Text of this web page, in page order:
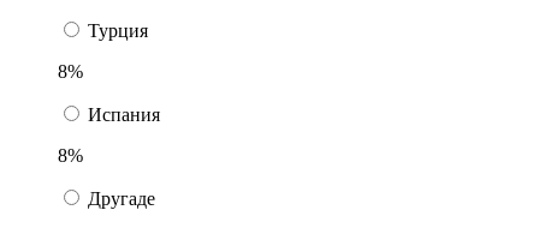
Турция
8%
Испания
8%
Другаде